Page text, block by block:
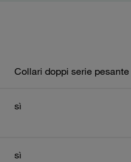
Collari doppi serie pesante
sì
sì